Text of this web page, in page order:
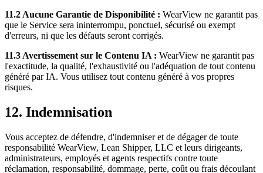
11.2 Aucune Garantie de Disponibilité : WearView ne garantit pas
que le Service sera ininterrompu, ponctuel, sécurisé ou exempt
d'erreurs, ni que les défauts seront corrigés.
11.3 Avertissement sur le Contenu IA : WearView ne garantit pas
l'exactitude, la qualité, l'exhaustivité ou l'adéquation de tout contenu
généré par IA. Vous utilisez tout contenu généré à vos propres
risques.
12. Indemnisation
Vous acceptez de défendre, d'indemniser et de dégager de toute
responsabilité WearView, Lean Shipper, LLC et leurs dirigeants,
administrateurs, employés et agents respectifs contre toute
réclamation, responsabilité, dommage, perte, coût ou frais découlant